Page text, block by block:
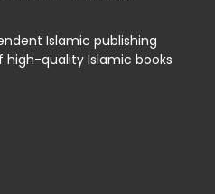
Islamic publishing
quality Islamic books